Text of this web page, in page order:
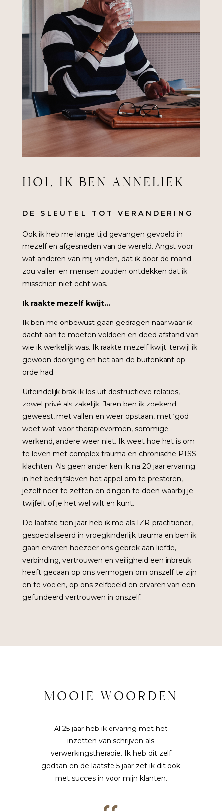
HOI, IK BEN ANNELIEK
DE SLEUTEL TOT VERANDERING
Ook ik heb me lange tijd gevangen gevoeld in
mezelf en afgesneden van de wereld. Angst voor
wat anderen van mij vinden, dat ik door de mand
zou vallen en mensen zouden ontdekken dat ik
misschien niet echt was.
Ik raakte mezelf kwijt…
Ik ben me onbewust gaan gedragen naar waar ik
dacht aan te moeten voldoen en deed afstand van
wie ik werkelijk was. Ik raakte mezelf kwijt, terwijl ik
gewoon doorging en het aan de buitenkant op
orde had.
Uiteindelijk brak ik los uit destructieve relaties,
zowel privé als zakelijk. Jaren ben ik zoekend
geweest, met vallen en weer opstaan, met ‘god
weet wat’ voor therapievormen, sommige
werkend, andere weer niet. Ik weet hoe het is om
te leven met complex trauma en chronische PTSS-
klachten. Als geen ander ken ik na 20 jaar ervaring
in het bedrijfsleven het appel om te presteren,
jezelf neer te zetten en dingen te doen waarbij je
twijfelt of je het wel wilt en kunt.
De laatste tien jaar heb ik me als IZR-practitioner,
gespecialiseerd in vroegkinderlijk trauma en ben ik
gaan ervaren hoezeer ons gebrek aan liefde,
verbinding, vertrouwen en veiligheid een inbreuk
heeft gedaan op ons vermogen om onszelf te zijn
en te voelen, op ons zelfbeeld en ervaren van een
gefundeerd vertrouwen in onszelf.
MOOIE WOORDEN
Al 25 jaar heb ik ervaring met het
inzetten van schrijven als
verwerkingstherapie. Ik heb dit zelf
gedaan en de laatste 5 jaar zet ik dit ook
met succes in voor mijn klanten.